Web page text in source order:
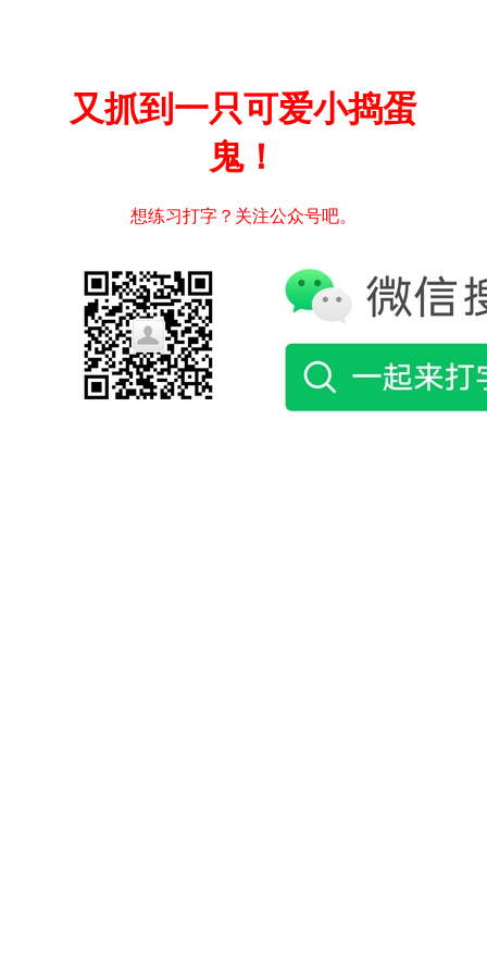
又抓到一只可爱小捣蛋
鬼！
想练习打字？关注公众号吧。